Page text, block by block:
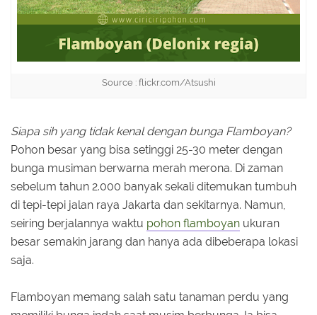
Source : flickr.com/Atsushi
Siapa sih yang tidak kenal dengan bunga Flamboyan?
Pohon besar yang bisa setinggi 25-30 meter dengan
bunga musiman berwarna merah merona. Di zaman
sebelum tahun 2.000 banyak sekali ditemukan tumbuh
di tepi-tepi jalan raya Jakarta dan sekitarnya. Namun,
seiring berjalannya waktu pohon flamboyan ukuran
besar semakin jarang dan hanya ada dibeberapa lokasi
saja.
Flamboyan memang salah satu tanaman perdu yang